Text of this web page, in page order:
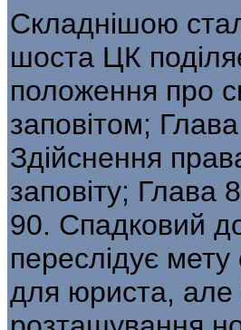
Складнішою
шоста ЦК
положення про
заповітом;
Здійснення
заповіту;
90. Спадковий
переслідує
для юриста, але